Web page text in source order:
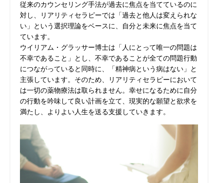
従来のカウンセリング手法が過去に焦点を当てているのに
対し、リアリティセラピーでは「過去と他人は変えられな
い」という選択理論をベースに、自分と未来に焦点を当て
ています。
ウイリアム・グラッサー博士は「人にとって唯一の問題は
不幸であること」とし、不幸であることが全ての問題行動
につながっていると同時に、「精神病という病はない」と
主張しています。そのため、リアリティセラピーにおいて
は一切の薬物療法は取られません。幸せになるために自分
の行動を吟味して良い計画を立て、現実的な願望と欲求を
満たし、よりよい人生を送る支援していきます。